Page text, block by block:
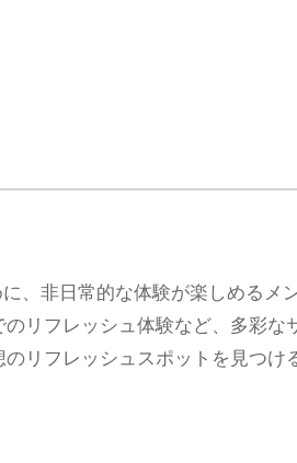
、非日常的な体験が楽しめる
リフレッシュ体験など、多彩
リフレッシュスポットを見つ